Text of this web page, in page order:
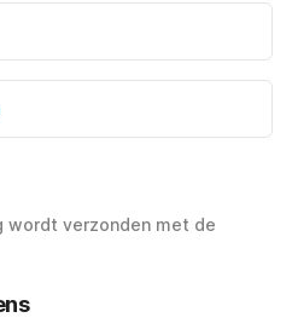
wordt verzonden met de